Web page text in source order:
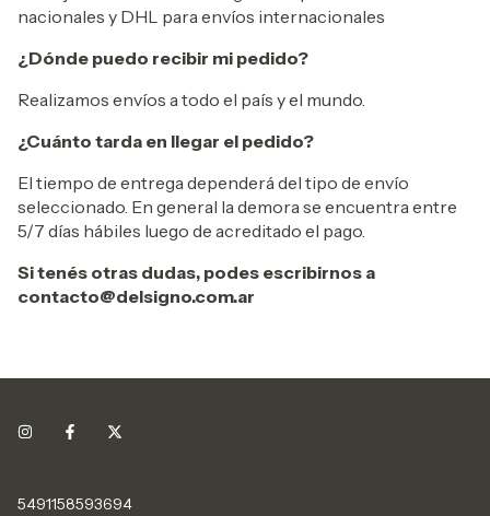
nacionales y DHL para envíos internacionales
¿Dónde puedo recibir mi pedido?
Realizamos envíos a todo el país y el mundo.
¿Cuánto tarda en llegar el pedido?
El tiempo de entrega dependerá del tipo de envío
seleccionado. En general la demora se encuentra entre
5/7 días hábiles luego de acreditado el pago.
Si tenés otras dudas, podes escribirnos a
contacto@delsigno.com.ar
5491158593694